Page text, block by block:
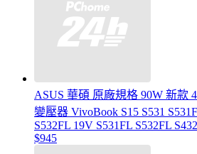
ASUS 華碩 原廠規格 90W 新款
變壓器 VivoBook S15 S531
S532FL 19V S531FL S532FL
$945